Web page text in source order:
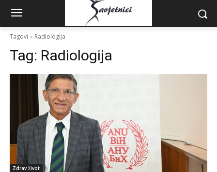
Tagovi Radiologija
Tag: Radiologija
Zdrav život